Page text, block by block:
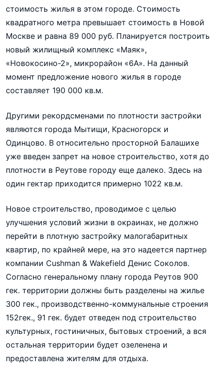
стоимость жилья в этом городе. Стоимость
квадратного метра превышает стоимость в Новой
Москве и равна 89 000 руб. Планируется построить
новый жилищный комплекс «Маяк»,
«Новокосино-2», микрорайон «6А». На данный
момент предложение нового жилья в городе
составляет 190 000 кв.м.
Другими рекордсменами по плотности застройки
являются города Мытищи, Красногорск и
Одинцово. В относительно просторной Балашихе
уже введен запрет на новое строительство, хотя до
плотности в Реутове городу еще далеко. Здесь на
один гектар приходится примерно 1022 кв.м.
Новое строительство, проводимое с целью
улучшения условий жизни в окраинах, не должно
перейти в плотную застройку малогабаритных
квартир, по крайней мере, на это надеется партнер
компании Cushman & Wakefield Денис Соколов.
Согласно генеральному плану города Реутов 900
гек. территории должны быть разделены на жилье
300 гек., производственно-коммунальные строения
152гек., 91 гек. будет отведен под строительство
культурных, гостиничных, бытовых строений, а вся
остальная территории будет озеленена и
предоставлена жителям для отдыха.